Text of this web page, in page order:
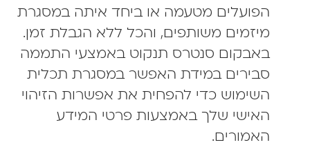
הפועלים מטעמה או ביחד איתה במסגרת
מיזמים משותפים, והכל ללא הגבלת זמן.
באבקום סנטרס תנקוט באמצעי התממה
סבירים במידת האפשר במסגרת תכלית
השימוש כדי להפחית את אפשרות הזיהוי
האישי שלך באמצעות פרטי המידע
האמורים.